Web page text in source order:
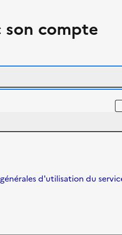
son compte
d'utilisation du